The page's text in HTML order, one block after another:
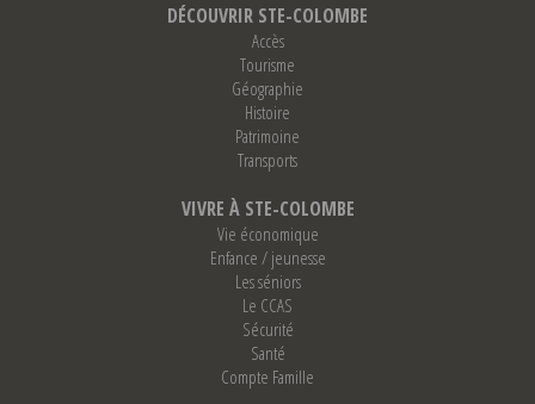
DÉCOUVRIR STE-COLOMBE
Accès
Tourisme
Géographie
Histoire
Patrimoine
Transports
VIVRE À STE-COLOMBE
Vie économique
Enfance / jeunesse
Les séniors
Le CCAS
Sécurité
Santé
Compte Famille